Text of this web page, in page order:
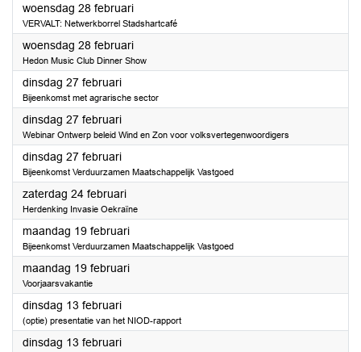
woensdag 28 februari2024
VERVALT: Netwerkborrel Stadshartcafé
woensdag 28 februari2024
Hedon Music Club Dinner Show
dinsdag 27 februari2024
Bijeenkomst met agrarische sector
dinsdag 27 februari2024
Webinar Ontwerp beleid Wind en Zon voor volksvertegenwoordigers
dinsdag 27 februari2024
Bijeenkomst Verduurzamen Maatschappelijk Vastgoed
zaterdag 24 februari2024
Herdenking Invasie Oekraïne
maandag 19 februari2024
Bijeenkomst Verduurzamen Maatschappelijk Vastgoed
maandag 19 februari2024
Voorjaarsvakantie
dinsdag 13 februari2024
(optie) presentatie van het NIOD-rapport
dinsdag 13 februari2024